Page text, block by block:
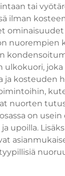
tai
ilman
ja kosteuden
nuorten
on
upoilla.